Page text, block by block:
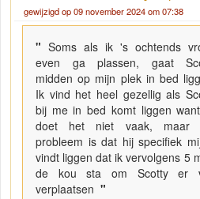
gewijzigd op 09 november 2024 om 07:38
"Soms als ik 's ochtends
even ga plassen, gaat
midden op mijn plek in bed
Ik vind het heel gezellig als
bij me in bed komt liggen
doet het niet vaak, maar
probleem is dat hij specifiek
vindt liggen dat ik vervolgens 5
de kou sta om Scotty er
verplaatsen "